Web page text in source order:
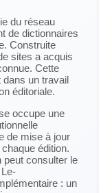
du réseau
de dictionnaires
Construite
sites a acquis
Cette
dans un travail
éditoriale.
occupe une
de mise à jour
édition.
peut consulter le
Le-
: un